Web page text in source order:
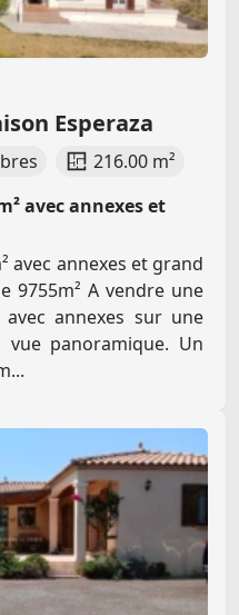
Esperaza
216.00 m²
avec annexes et
avec annexes et grand
9755m² A vendre une
annexes sur une
vue panoramique. Un